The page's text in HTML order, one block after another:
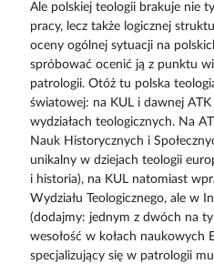
Ale polskiej teologii brakuje nie
pracy, lecz także logicznej
oceny ogólnej sytuacji na
spróbować ocenić ją z punktu
patrologii. Otóż tu polska
światowej: na KUL i dawnej
wydziałach teologicznych. Na
Nauk Historycznych i
unikalny w dziejach teologii
i historia), na KUL natomiast
Wydziału Teologicznego, ale w
(dodajmy: jednym z dwóch na
wesołość w kołach naukowych
specjalizujący się w patrologii